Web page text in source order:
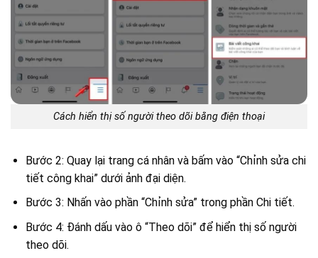
Cách hiển thị số người theo dõi bằng điện thoại
Bước 2: Quay lại trang cá nhân và bấm vào “Chỉnh sửa chi
tiết công khai” dưới ảnh đại diện.
Bước 3: Nhấn vào phần “Chỉnh sửa” trong phần Chi tiết.
Bước 4: Đánh dấu vào ô “Theo dõi” để hiển thị số người
theo dõi.